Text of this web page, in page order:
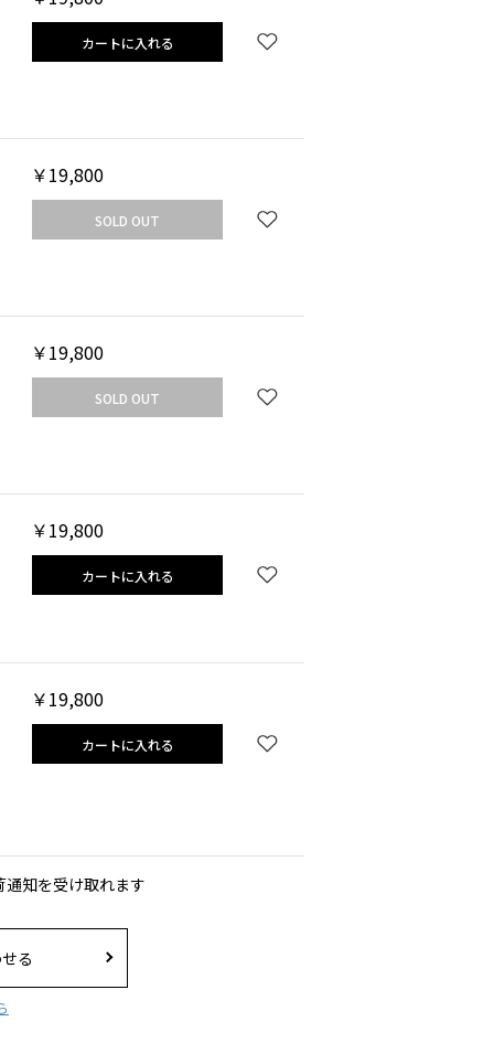
カートに入れる
￥19,800
SOLD OUT
￥19,800
SOLD OUT
￥19,800
カートに入れる
￥19,800
カートに入れる
通知を受け取れます
る